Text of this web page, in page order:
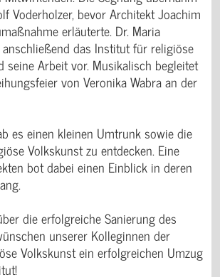
die erfolgreiche Sanierung des
unserer Kolleginnen der
Volkskunst ein erfolgreichen Umzug